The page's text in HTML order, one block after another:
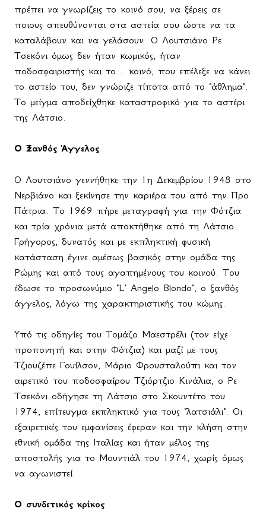
πρέπει να γνωρίζεις το κοινό σου, να ξέρεις σε
ποιους απευθύνονται στα αστεία σου ώστε να τα
καταλάβουν και να γελάσουν. Ο Λουτσιάνο Ρε
Τσεκόνι όμως δεν ήταν κωμικός, ήταν
ποδοσφαιριστής και το... κοινό, που επέλεξε να κάνει
το αστείο του, δεν γνώριζε τίποτα από το "άθλημα".
Το μείγμα αποδείχθηκε καταστροφικό για το αστέρι
της Λάτσιο.
Ο Ξανθός Άγγελος
Ο Λουτσιάνο γεννήθηκε την 1η Δεκεμβρίου 1948 στο
Νερβιάνο και ξεκίνησε την καριέρα του από την Προ
Πάτρια. Το 1969 πήρε μεταγραφή για την Φότζια
και τρία χρόνια μετά αποκτήθηκε από τη Λάτσιο.
Γρήγορος, δυνατός και με εκπληκτική φυσική
κατάσταση έγινε αμέσως βασικός στην ομάδα της
Ρώμης και από τους αγαπημένους του κοινού. Του
έδωσε το προσωνύμιο "L' Angelo Blondo", ο ξανθός
άγγελος, λόγω της χαρακτηριστικής του κώμης.
Υπό τις οδηγίες του Τομάζο Μαεστρέλι (τον είχε
προπονητή και στην Φότζια) και μαζί με τους
Τζιουζέπε Γουίλσον, Μάριο Φρουσταλούπι και τον
αιρετικό του ποδοσφαίρου Τζιόρτζιο Κινάλια, ο Ρε
Τσεκόνι οδήγησε τη Λάτσιο στο Σκουντέτο του
1974, επίτευγμα εκπληκτικό για τους "λατσιάλι". Οι
εξαιρετικές του εμφανίσεις έφεραν και την κλήση στην
εθνική ομάδα της Ιταλίας και ήταν μέλος της
αποστολής για το Μουντιάλ του 1974, χωρίς όμως
να αγωνιστεί.
Ο συνδετικός κρίκος